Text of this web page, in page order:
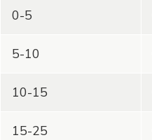
0-5
5-10
10-15
15-25